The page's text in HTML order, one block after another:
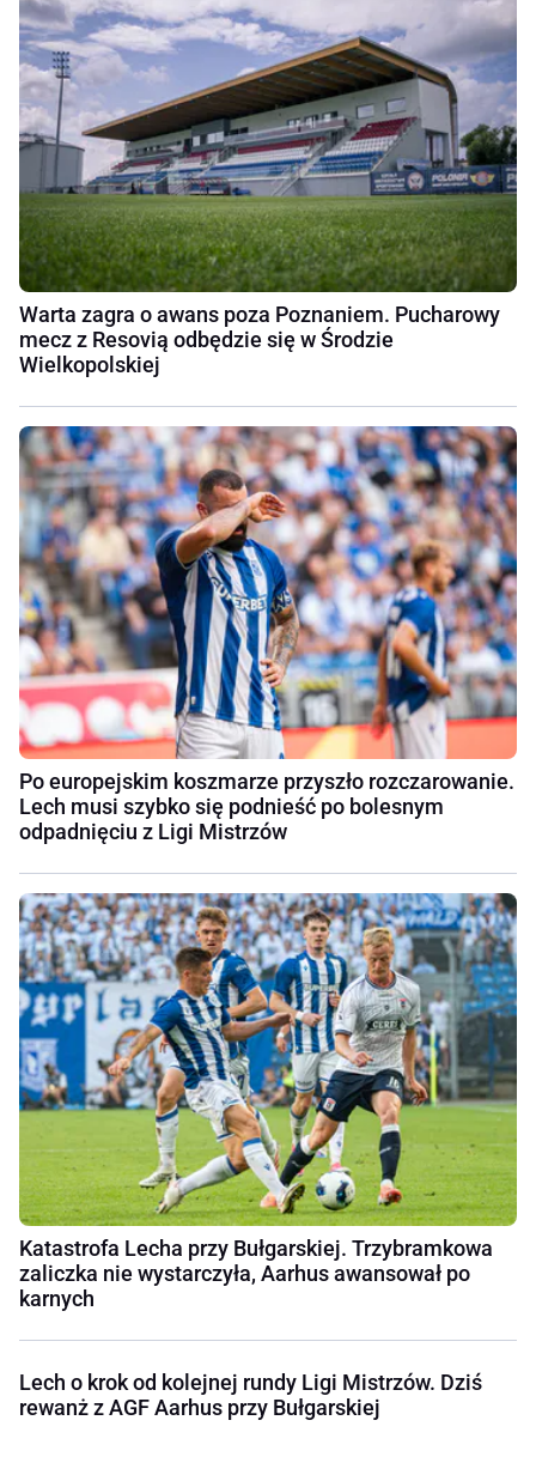
Warta zagra o awans poza Poznaniem. Pucharowy
mecz z Resovią odbędzie się w Środzie
Wielkopolskiej
Po europejskim koszmarze przyszło rozczarowanie.
Lech musi szybko się podnieść po bolesnym
odpadnięciu z Ligi Mistrzów
Katastrofa Lecha przy Bułgarskiej. Trzybramkowa
zaliczka nie wystarczyła, Aarhus awansował po
karnych
Lech o krok od kolejnej rundy Ligi Mistrzów. Dziś
rewanż z AGF Aarhus przy Bułgarskiej